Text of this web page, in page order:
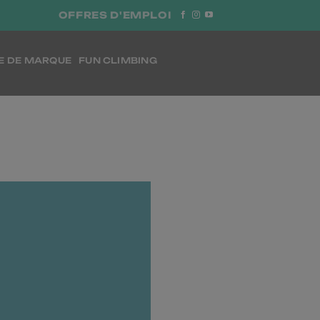
OFFRES D'EMPLOI
DE MARQUE FUN CLIMBING